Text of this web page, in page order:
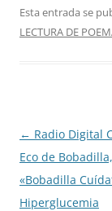
Esta entrada se
LECTURA DE
Navegación
de
entradas
← Radio Digital
Eco de
«Bobadilla
Hiperglucemia